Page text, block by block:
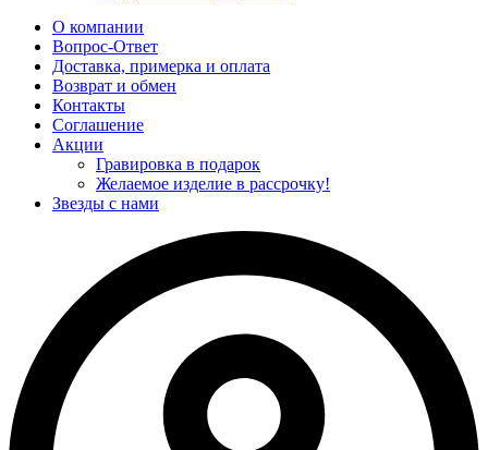
О компании
Вопрос-Ответ
Доставка, примерка и оплата
Возврат и обмен
Контакты
Соглашение
Акции
Гравировка в подарок
Желаемое изделие в рассрочку!
Звезды с нами